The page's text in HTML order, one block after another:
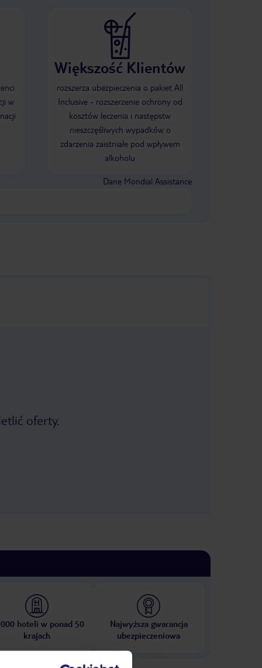
w
Większość Klientów
rozszerza ubezpieczenia o pakiet All
Inclusive - rozszerzenie ochrony od
kosztów leczenia i następstw
nieszczęśliwych wypadków o
zdarzenia zaistniałe pod wpływem
alkoholu
Dane Mondial Assistance
oferty.
hoteli w ponad 50
krajach
Najwyższa gwarancja
ubezpieczeniowa